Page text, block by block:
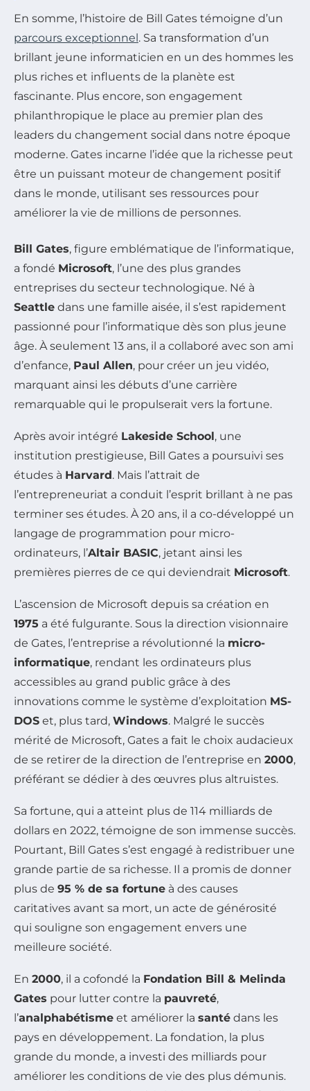
En somme, l’histoire de Bill Gates témoigne d’un
parcours exceptionnel. Sa transformation d’un
brillant jeune informaticien en un des hommes les
plus riches et influents de la planète est
fascinante. Plus encore, son engagement
philanthropique le place au premier plan des
leaders du changement social dans notre époque
moderne. Gates incarne l’idée que la richesse peut
être un puissant moteur de changement positif
dans le monde, utilisant ses ressources pour
améliorer la vie de millions de personnes.
Bill Gates, figure emblématique de l’informatique,
a fondé Microsoft, l’une des plus grandes
entreprises du secteur technologique. Né à
Seattle dans une famille aisée, il s’est rapidement
passionné pour l’informatique dès son plus jeune
âge. À seulement 13 ans, il a collaboré avec son ami
d’enfance, Paul Allen, pour créer un jeu vidéo,
marquant ainsi les débuts d’une carrière
remarquable qui le propulserait vers la fortune.
Après avoir intégré Lakeside School, une
institution prestigieuse, Bill Gates a poursuivi ses
études à Harvard. Mais l’attrait de
l’entrepreneuriat a conduit l’esprit brillant à ne pas
terminer ses études. À 20 ans, il a co-développé un
langage de programmation pour micro-
ordinateurs, l’Altair BASIC, jetant ainsi les
premières pierres de ce qui deviendrait Microsoft.
L’ascension de Microsoft depuis sa création en
1975 a été fulgurante. Sous la direction visionnaire
de Gates, l’entreprise a révolutionné la micro-
informatique, rendant les ordinateurs plus
accessibles au grand public grâce à des
innovations comme le système d’exploitation MS-
DOS et, plus tard, Windows. Malgré le succès
mérité de Microsoft, Gates a fait le choix audacieux
de se retirer de la direction de l’entreprise en 2000,
préférant se dédier à des œuvres plus altruistes.
Sa fortune, qui a atteint plus de 114 milliards de
dollars en 2022, témoigne de son immense succès.
Pourtant, Bill Gates s’est engagé à redistribuer une
grande partie de sa richesse. Il a promis de donner
plus de 95 % de sa fortune à des causes
caritatives avant sa mort, un acte de générosité
qui souligne son engagement envers une
meilleure société.
En 2000, il a cofondé la Fondation Bill & Melinda
Gates pour lutter contre la pauvreté,
l’analphabétisme et améliorer la santé dans les
pays en développement. La fondation, la plus
grande du monde, a investi des milliards pour
améliorer les conditions de vie des plus démunis.